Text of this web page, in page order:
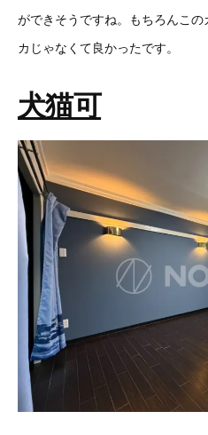
ができそうですね。もちろんこ
カじゃなくて良かったです。
犬猫可